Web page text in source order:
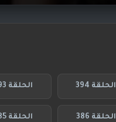
الحلقة 394 الحلقة 393
الحلقة 386 الحلقة 385